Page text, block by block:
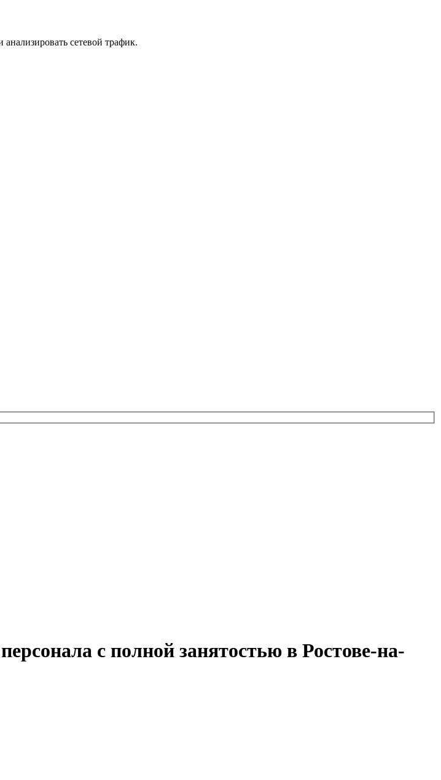
сетевой трафик.
с полной занятостью в Ростове-на-